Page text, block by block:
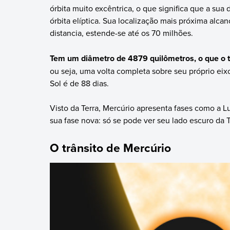
órbita muito excêntrica, o que significa que a
órbita elíptica. Sua localização mais próxima
distancia, estende-se até os 70 milhões.
Tem um diâmetro de 4879 quilômetros, o que
ou seja, uma volta completa sobre seu próprio
Sol é de 88 dias.
Visto da Terra, Mercúrio apresenta fases como a
sua fase nova: só se pode ver seu lado escuro
O trânsito de Mercúrio